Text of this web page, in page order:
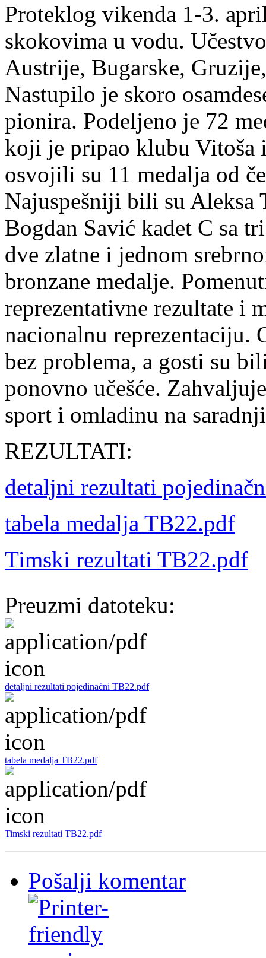
Proteklog vikenda 1-3.
skokovima u vodu.
Austrije, Bugarske,
Nastupilo je skoro
pionira. Podeljeno je 72
koji je pripao klubu Vitoša
osvojili su 11 medalja od
Najuspešniji bili su
Bogdan Savić kadet C sa
dve zlatne i jednom
bronzane medalje.
reprezentativne rezultate i
nacionalnu reprezentaciju.
bez problema, a gosti su
ponovno učešće.
sport i omladinu na
REZULTATI:
detaljni rezultati
tabela medalja TB22.pdf
Timski rezultati TB22.pdf
Preuzmi datoteku:
detaljni rezultati pojedinačni TB22.pdf
tabela medalja TB22.pdf
Timski rezultati TB22.pdf
Pošalji komentar